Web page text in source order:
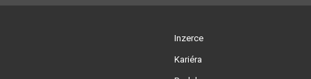
Inzerce
Kariéra